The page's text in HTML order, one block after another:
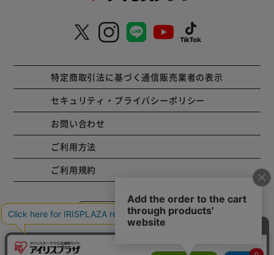
特定商取引法に基づく通信販売業者の表示
セキュリティ・プライバシーポリシー
お問い合わせ
ご利用方法
ご利用規約
コーポレートサイト